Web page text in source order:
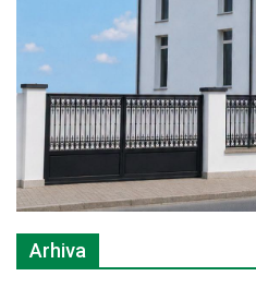
Arhiva